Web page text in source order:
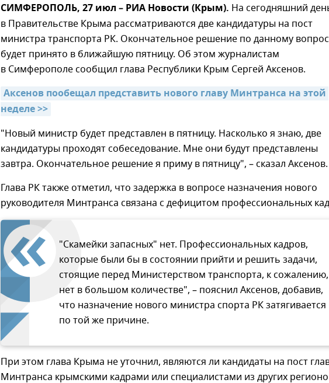
СИМФЕРОПОЛЬ, 27 июл – РИА Новости (Крым). На сегодняшний
в Правительстве Крыма рассматриваются две кандидатуры на пост
министра транспорта РК. Окончательное решение по данному
будет принято в ближайшую пятницу. Об этом журналистам
в Симферополе сообщил глава Республики Крым Сергей Аксенов.
Аксенов пообещал представить нового главу Минтранса на этой
неделе >>
"Новый министр будет представлен в пятницу. Насколько я знаю, две
кандидатуры проходят собеседование. Мне они будут представлены
завтра. Окончательное решение я приму в пятницу", – сказал Аксенов.
Глава РК также отметил, что задержка в вопросе назначения нового
руководителя Минтранса связана с дефицитом профессиональных
"Скамейки запасных" нет. Профессиональных кадров,
которые были бы в состоянии прийти и решить задачи,
стоящие перед Министерством транспорта, к сожалению,
нет в большом количестве", – пояснил Аксенов, добавив,
что назначение нового министра спорта РК затягивается
по той же причине.
При этом глава Крыма не уточнил, являются ли кандидаты на пост
Минтранса крымскими кадрами или специалистами из других